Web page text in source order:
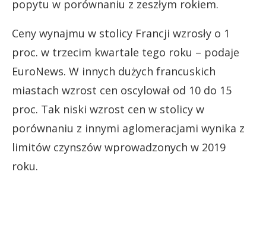
popytu w porównaniu z zeszłym rokiem.
Ceny wynajmu w stolicy Francji wzrosły o 1
proc. w trzecim kwartale tego roku – podaje
EuroNews. W innych dużych francuskich
miastach wzrost cen oscylował od 10 do 15
proc. Tak niski wzrost cen w stolicy w
porównaniu z innymi aglomeracjami wynika z
limitów czynszów wprowadzonych w 2019
roku.